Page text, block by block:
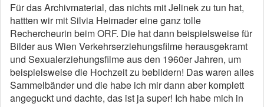
Für das Archivmaterial, das nichts mit Jelinek zu tun hat,
hattten wir mit Silvia Heimader eine ganz tolle
Rechercheu­rin beim ORF. Die hat dann beispielsweise für
Bilder aus Wien Verkehrserziehungsfilme herausgekramt
und Sexual­erziehungsfilme aus den 1960er Jahren, um
beispielsweise die Hochzeit zu bebildern! Das waren alles
Sammelbänder und die habe ich mir dann aber komplett
angeguckt und dachte, das ist ja super! Ich habe mich in